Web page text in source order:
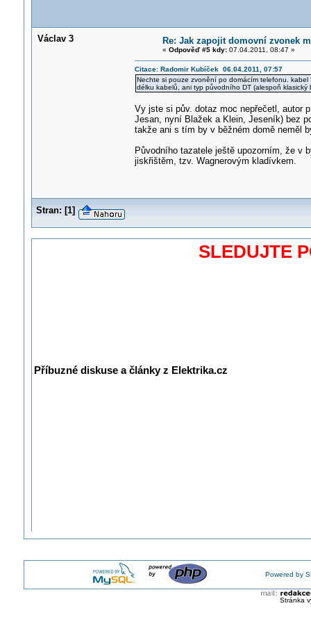
Václav 3 Re: Jak zapojit domovní zvonek
« Odpověď #5 kdy:07.04.2011, 08:47 »
Citace: Radomir Kubíček 06.04.2011, 07:57
Nechte si pouze zvonění po domácím telefonu.
délku kabelů, ani typ původního DT (alespoň klasický
Vy jste si pův. dotaz moc nepřečetl, autor
Jesan, nyní Blažek a Klein, Jeseník) bez
takže ani s tím by v běžném domě neměl
Původního tazatele ještě upozorním, že v
jiskřištěm, tzv. Wagnerovým kladívkem.
Stran: [1]
SLEDUJTE
Příbuzné diskuse a články z Elektrika.cz
Powered by
Stránka